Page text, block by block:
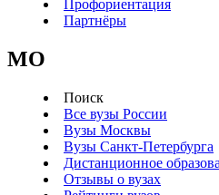
Профориентация
Партнёры
MO
Поиск
Все вузы России
Вузы Москвы
Вузы Санкт-Петербурга
Дистанционное
Отзывы о вузах